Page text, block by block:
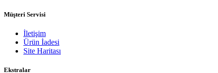
Müşteri Servisi
İletişim
Ürün İadesi
Site Haritası
Ekstralar